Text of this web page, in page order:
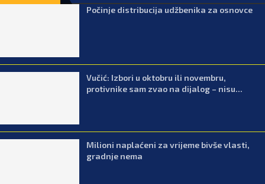
Počinje distribucija udžbenika za osnovce
Vučić: Izbori u oktobru ili novembru,
protivnike sam zvao na dijalog – nisu...
Milioni naplaćeni za vrijeme bivše vlasti,
gradnje nema